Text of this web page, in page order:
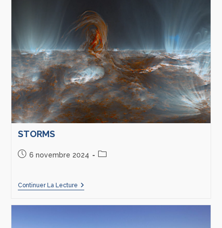
STORMS
6 novembre 2024
Continuer La Lecture